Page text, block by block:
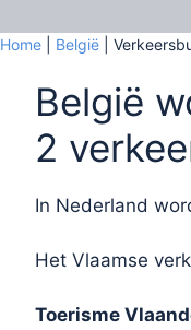
Home België
België
2
In Nederland
Het Vlaamse
Toerisme